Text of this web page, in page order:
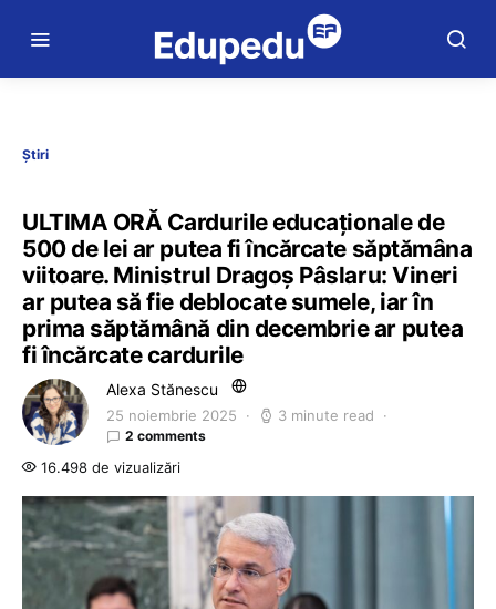
Știri
ULTIMA ORĂ Cardurile educaționale de
500 de lei ar putea fi încărcate săptămâna
viitoare. Ministrul Dragoș Pâslaru: Vineri
ar putea să fie deblocate sumele, iar în
prima săptămână din decembrie ar putea
fi încărcate cardurile
Alexa Stănescu
25 noiembrie 2025 3 minute read
2 comments
16.498 de vizualizări